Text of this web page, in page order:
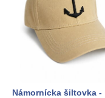
Námornícka šiltovka -